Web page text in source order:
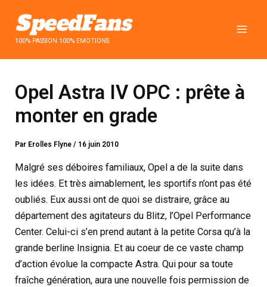
contenu100% PASSION 100% EMOTIONS
Opel Astra IV OPC : prête à
monter en grade
Par Erolles Flyne/ 16 juin 2010
Malgré ses déboires familiaux, Opel a de la suite dans
les idées. Et très aimablement, les sportifs n’ont pas été
oubliés. Eux aussi ont de quoi se distraire, grâce au
département des agitateurs du Blitz, l’Opel Performance
Center. Celui-ci s’en prend autant à la petite Corsa qu’à la
grande berline Insignia. Et au coeur de ce vaste champ
d’action évolue la compacte Astra. Qui pour sa toute
fraîche génération, aura une nouvelle fois permission de